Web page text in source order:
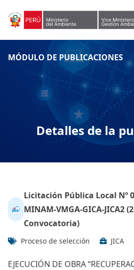
MÓDULO DE PUBLICACIONES
Detalles de la
Licitación Pública Local Nº
MINAM-VMGA-GICA-JICA2
Convocatoria)
Proceso de selección JICA
EJECUCIÓN DE OBRA